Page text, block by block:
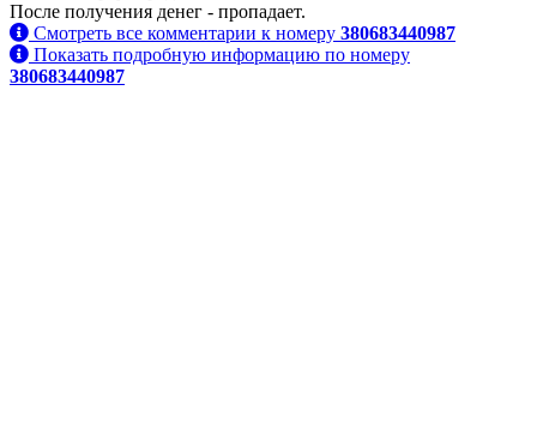
После получения денег - пропадает.
Смотреть все комментарии к номеру 380683440987
Показать подробную информацию по номеру
380683440987